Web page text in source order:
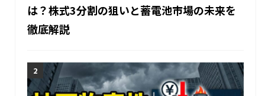
は？株式3分割の狙いと蓄電池市場の未来を
徹底解説